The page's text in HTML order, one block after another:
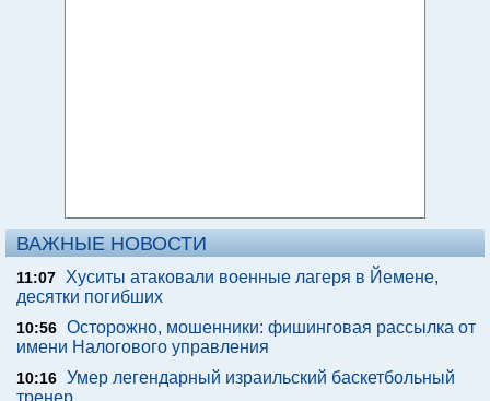
ВАЖНЫЕ НОВОСТИ
11:07
Хуситы атаковали военные лагеря в Йемене,
десятки погибших
10:56 Осторожно, мошенники: фишинговая рассылка от
имени Налогового управления
10:16 Умер легендарный израильский баскетбольный
тренер